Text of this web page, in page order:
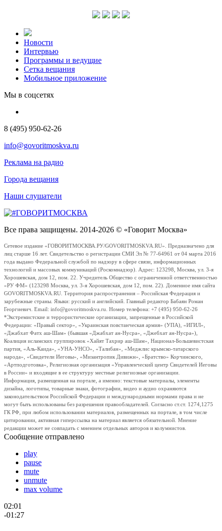
Новости
Интервью
Программы и ведущие
Сетка вещания
Мобильное приложение
Мы в соцсетях
8 (495) 950-62-26
info@govoritmoskva.ru
Реклама на радио
Города вещания
Наши слушатели
Все права защищены. 2014-2026 © «Говорит Москва»
Сетевое издание «ГОВОРИТМОСКВА.РУ/GOVORITMOSKVA.RU». Предназначено для
лиц старше 16 лет. Свидетельство о регистрации СМИ Эл № 77-64961 от 04 марта 2016
года выдано Федеральной службой по надзору в сфере связи, информационных
технологий и массовых коммуникаций (Роскомнадзор). Адрес: 123298, Москва, ул. 3-я
Хорошевская, дом 12, пом. 22. Учредитель Общество с ограниченной ответственностью
«РУ ФМ» (123298 Москва, ул. 3-я Хорошевская, дом 12, пом. 22). Доменное имя сайта
GOVORITMOSKVA.RU. Территория распространения – Российская Федерация и
зарубежные страны. Языки: русский и английский. Главный редактор Бабаян Роман
Георгиевич. Email: info@govoritmoskva.ru. Номер телефона: +7 (495) 950-62-26
*Экстремистские и террористические организации, запрещенные в Российской
Федерации: «Правый сектор», «Украинская повстанческая армия» (УПА), «ИГИЛ»,
«Джабхат Фатх аш-Шам» (бывшая «Джабхат ан-Нусра», «Джебхат ан-Нусра»),
Коалиция исламских группировок «Хайят Тахрир аш-Шам», Национал-Большевистская
партия, «Аль-Каида», «УНА-УНСО», «Талибан», «Меджлис крымско-татарского
народа», «Свидетели Иеговы», «Мизантропик Дивижн», «Братство» Корчинского,
«Артподготовка», Религиозная организация «Управленческий центр Свидетелей Иеговы
в России» и входящие в ее структуру местные религиозные организации.
Информация, размещенная на портале, а именно: текстовые материалы, элементы
дизайна, логотипы, товарные знаки, фотографии, видео и аудио охраняются
законодательством Российской Федерации и международными нормами права и не
могут быть использованы без разрешения правообладателей. Согласно ст.ст. 1274,1275
ГК РФ, при любом использовании материалов, размещенных на портале, в том числе
цитировании, активная гиперссылка на материал является обязательной. Мнение
редакции может не совпадать с мнением отдельных авторов и колумнистов.
Сообщение отправлено
play
pause
mute
unmute
max volume
02:01
-01:27